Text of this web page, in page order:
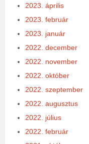
2023. április
2023. február
2023. január
2022. december
2022. november
2022. október
2022. szeptember
2022. augusztus
2022. július
2022. február